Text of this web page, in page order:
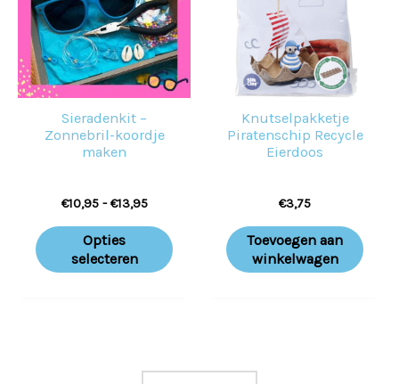
Sieradenkit –
Zonnebril-koordje
maken
€10,95 - €13,95
Opties
selecteren
meerdere
variaties.
Deze
optie
productpagina
Knutselpakketje
Piratenschip Recycle
Eierdoos
€3,75
Toevoegen aan
winkelwagen